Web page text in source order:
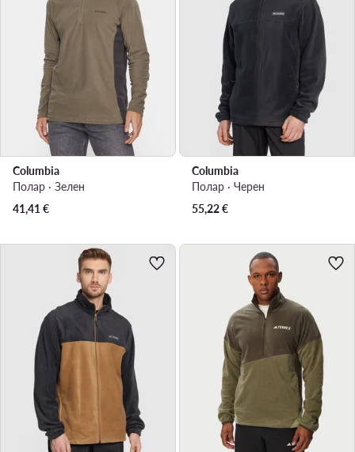
Columbia
Полар · Зелен
41,41 €
Columbia
Полар · Черен
55,22€